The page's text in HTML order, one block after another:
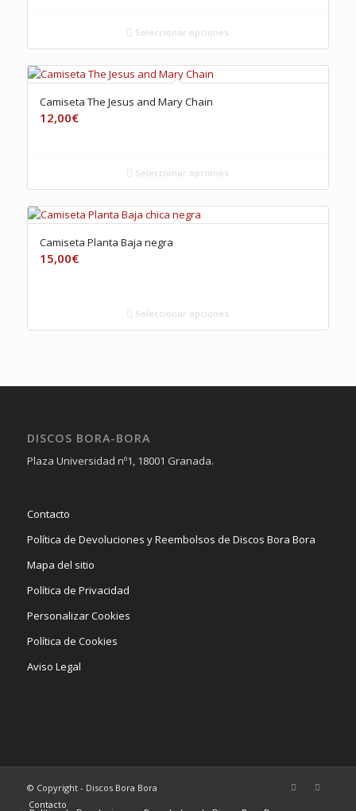
Seleccionar opciones
Camiseta The Jesus and Mary Chain
12,00€
Seleccionar opciones
Camiseta Planta Baja negra
15,00€
Seleccionar opciones
DISCOS BORA-BORA
Plaza Universidad nº1, 18001 Granada.
Contacto
Política de Devoluciones y Reembolsos de Discos Bora Bora
Mapa del sitio
Política de Privacidad
Personalizar Cookies
Política de Cookies
Aviso Legal
© Copyright - Discos Bora Bora
Contacto